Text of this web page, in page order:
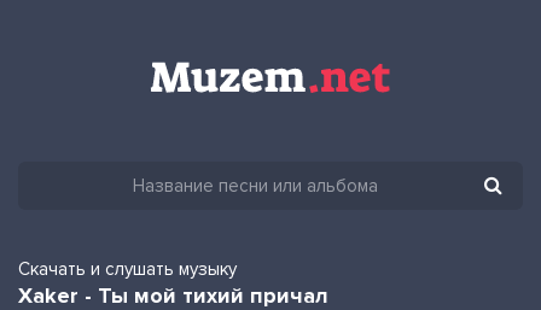
Скачать и слушать музыку
Xaker - Ты мой тихий причал